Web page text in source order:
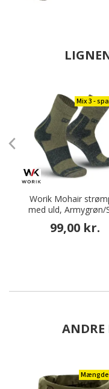
Mix 3 -
Worik Mohair
med uld, Armygrøn/
99,00 kr.
ANDRE